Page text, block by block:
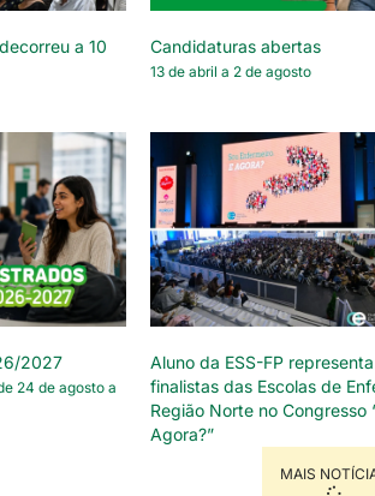
a 10
Candidaturas abertas
13 de abril a 2 de agosto
2027
24 de agosto a
Aluno da ESS-FP
finalistas das Escolas de
Região Norte no Congresso
Agora?”
MAIS